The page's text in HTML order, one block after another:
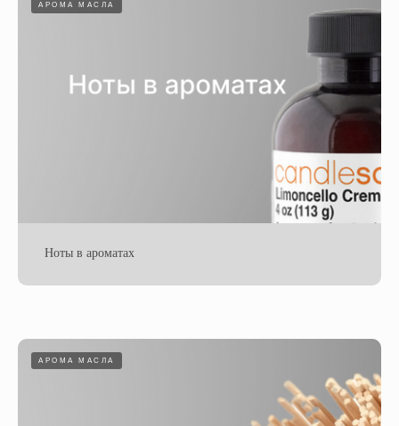
АРОМА МАСЛА
Ноты в ароматах
АРОМА МАСЛА